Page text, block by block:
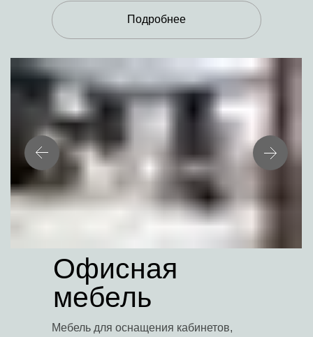
Подробнее
Мебель для оснащения кабинетов,
Офисная
мебель